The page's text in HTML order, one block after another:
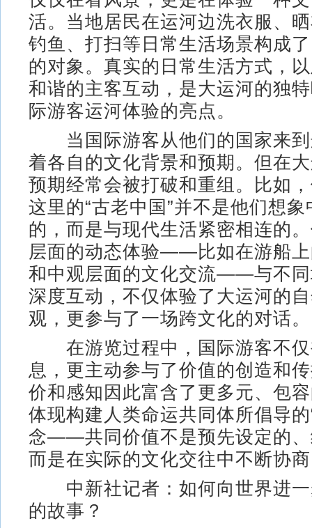
活。当地居民在运河边洗衣服、
钓鱼、打扫等日常生活场景构成
的对象。真实的日常生活方式，
和谐的主客互动，是大运河的独
际游客运河体验的亮点。
当国际游客从他们的国家来到
着各自的文化背景和预期。但在
预期经常会被打破和重组。比如
这里的“古老中国”并不是他们想
的，而是与现代生活紧密相连的
层面的动态体验——比如在游船
和中观层面的文化交流——与不
深度互动，不仅体验了大运河的
观，更参与了一场跨文化的对话。
在游览过程中，国际游客不仅
息，更主动参与了价值的创造和
价和感知因此富含了更多元、包
体现构建人类命运共同体所倡导的
念——共同价值不是预先设定的
而是在实际的文化交往中不断协
中新社记者：如何向世界进一
的故事？